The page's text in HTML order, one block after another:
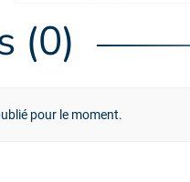
(0)
pour le moment.